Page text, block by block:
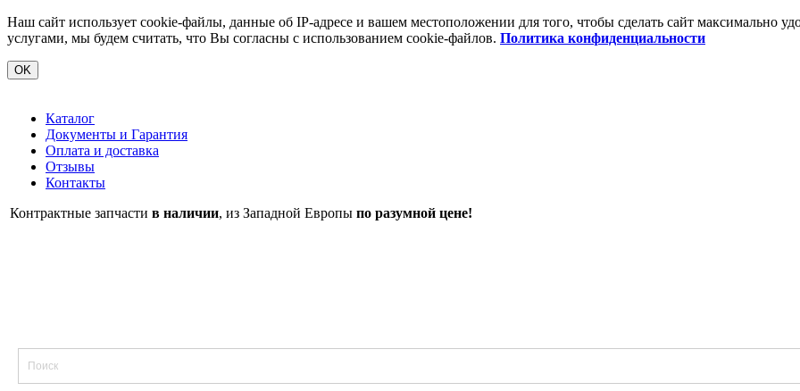
Наш сайт использует cookie-файлы, данные об IP-адресе и вашем местоположении для того, чтобы сделать сайт максимально
услугами, мы будем считать, что Вы согласны с использованием cookie-файлов. Политика конфиденциальности
OK
Каталог
Документы и Гарантия
Оплата и доставка
Отзывы
Контакты
Контрактные запчасти в наличии, из Западной Европы по разумной цене!